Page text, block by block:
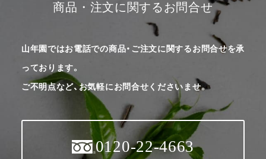
商品・注文に関するお問合せ
山年園ではお電話での商品・ご注文に関するお問合せを承
っております。
ご不明点など、お気軽にお問合せくださいませ。
0120-22-4663